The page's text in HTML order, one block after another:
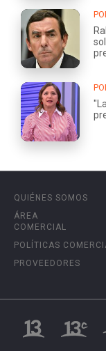
QUIÉNES SOMOS
ÁREA
COMERCIAL
POLÍTICAS
PROVEEDORES